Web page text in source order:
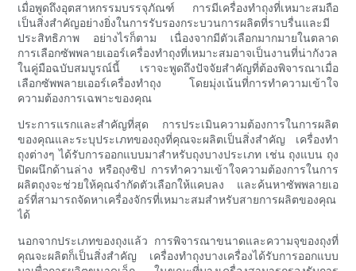
เมื่อพูดถึงอุตสาหกรรมบรรจุภัณฑ์ การมีเครื่องทำถุงที่เหมาะสมถือ
เป็นสิ่งสำคัญอย่างยิ่งในการรับรองกระบวนการผลิตที่ราบรื่นและมี
ประสิทธิภาพ อย่างไรก็ตาม เนื่องจากมีตัวเลือกมากมายในตลาด
การเลือกซัพพลายเออร์เครื่องทำถุงที่เหมาะสมอาจเป็นงานที่น่ากังวล
ในคู่มือฉบับสมบูรณ์นี้ เราจะพูดถึงปัจจัยสำคัญที่ต้องพิจารณาเมื่อ
เลือกซัพพลายเออร์เครื่องทำถุง โดยมุ่งเน้นที่การทำความเข้าใจ
ความต้องการเฉพาะของคุณ
ประการแรกและสำคัญที่สุด การประเมินความต้องการในการผลิต
ของคุณและระบุประเภทของถุงที่คุณจะผลิตเป็นสิ่งสำคัญ เครื่องทำ
ถุงต่างๆ ได้รับการออกแบบมาสำหรับถุงบางประเภท เช่น ถุงแบน ถุง
ปิดผนึกด้านล่าง หรือถุงซิป การทำความเข้าใจความต้องการในการ
ผลิตถุงจะช่วยให้คุณจำกัดตัวเลือกให้แคบลง และค้นหาซัพพลายเอ
อร์ที่สามารถจัดหาเครื่องจักรที่เหมาะสมสำหรับสายการผลิตของคุณ
ได้
นอกจากประเภทของถุงแล้ว การพิจารณาขนาดและความจุของถุงที่
คุณจะผลิตก็เป็นสิ่งสำคัญ เครื่องทำถุงบางเครื่องได้รับการออกแบบ